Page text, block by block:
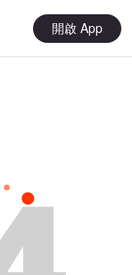
開啟 App